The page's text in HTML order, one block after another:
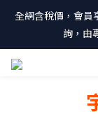
全網含稅價，會員
詢，由